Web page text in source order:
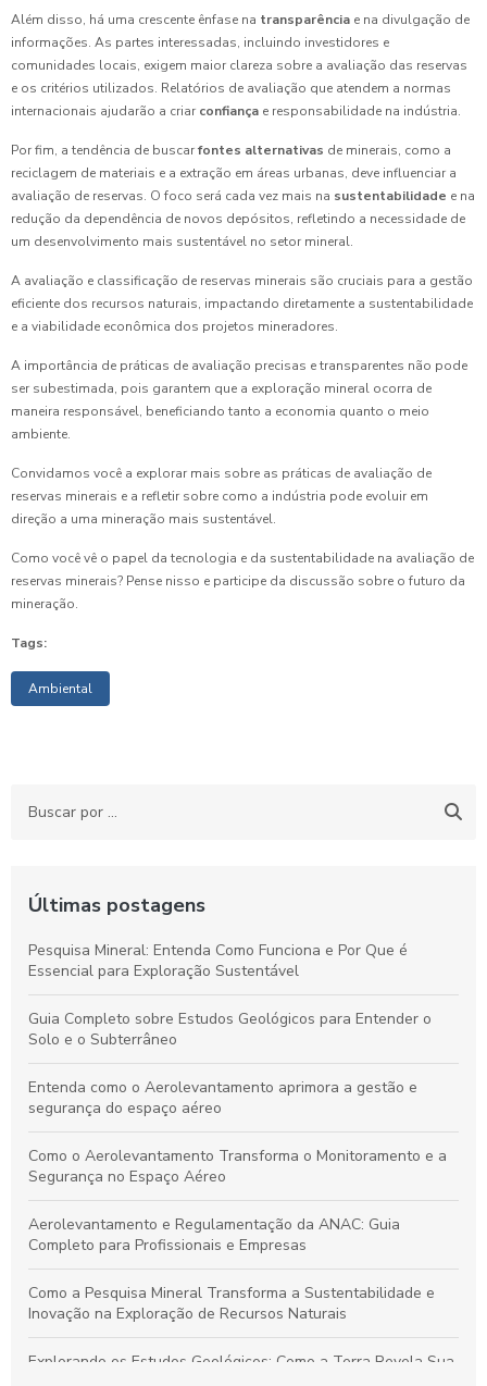
Além disso, há uma crescente ênfase na transparência e na divulgação de
informações. As partes interessadas, incluindo investidores e
comunidades locais, exigem maior clareza sobre a avaliação das reservas
e os critérios utilizados. Relatórios de avaliação que atendem a normas
internacionais ajudarão a criar confiança e responsabilidade na indústria.
Por fim, a tendência de buscarfontes alternativas de minerais, como a
reciclagem de materiais e a extração em áreas urbanas, deve influenciar a
avaliação de reservas. O foco será cada vez mais na sustentabilidade e na
redução da dependência de novos depósitos, refletindo a necessidade de
um desenvolvimento mais sustentável no setor mineral.
A avaliação e classificação de reservas minerais são cruciais para a gestão
eficiente dos recursos naturais, impactando diretamente a sustentabilidade
e a viabilidade econômica dos projetos mineradores.
A importância de práticas de avaliação precisas e transparentes não pode
ser subestimada, pois garantem que a exploração mineral ocorra de
maneira responsável, beneficiando tanto a economia quanto o meio
ambiente.
Convidamos você a explorar mais sobre as práticas de avaliação de
reservas minerais e a refletir sobre como a indústria pode evoluir em
direção a uma mineração mais sustentável.
Como você vê o papel da tecnologia e da sustentabilidade na avaliação de
reservas minerais? Pense nisso e participe da discussão sobre o futuro da
mineração.
Tags:
Ambiental
Últimas postagens
Pesquisa Mineral: Entenda Como Funciona e Por Que é
Essencial para Exploração Sustentável
Guia Completo sobre Estudos Geológicos para Entender o
Solo e o Subterrâneo
Entenda como o Aerolevantamento aprimora a gestão e
segurança do espaço aéreo
Como o Aerolevantamento Transforma o Monitoramento e a
Segurança no Espaço Aéreo
Aerolevantamento e Regulamentação da ANAC: Guia
Completo para Profissionais e Empresas
Como a Pesquisa Mineral Transforma a Sustentabilidade e
Inovação na Exploração de Recursos Naturais
Explorando os Estudos Geológicos: Como a Terra Revela Sua